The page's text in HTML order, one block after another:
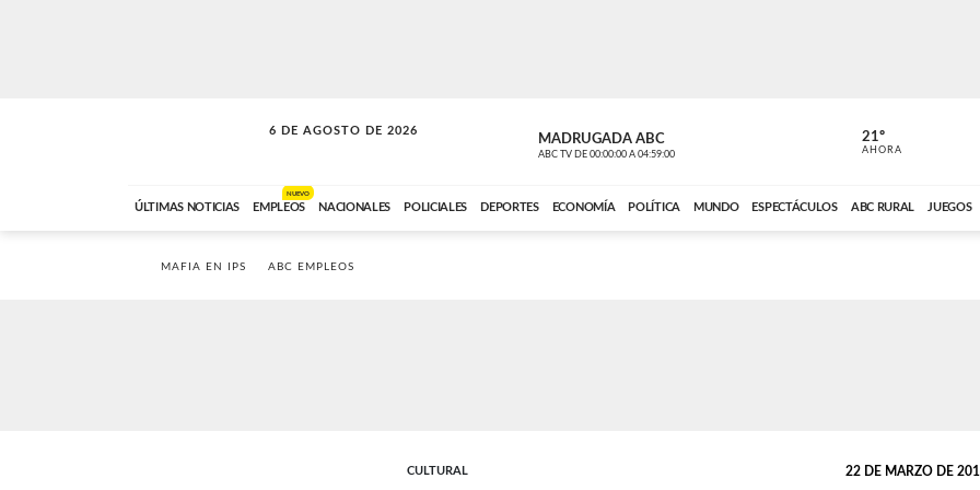
6 DE AGOSTO DE 2026
SOLO MÚSICA MADRUGADA ABC
ABC TV DE 00:00:00 A 04:59:00 ABC CARDINAL
21º
AHORA
ÚLTIMAS NOTICIAS EMPLEOS
NUEVO
NACIONALES POLICIALES DEPORTES ECONOMÍA POLÍTICA MUNDO ESPECTÁCULOS ABC RURAL JUEGOS
MAFIA EN IPS ABC EMPLEOS
CULTURAL 22 DE MARZO DE